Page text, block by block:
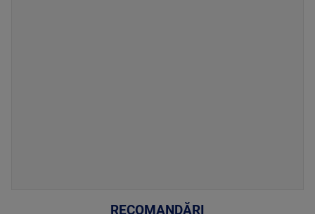
RECOMANDĂRI